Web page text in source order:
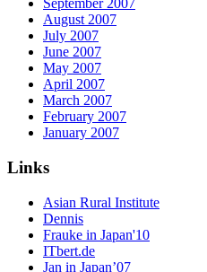
September 2007
August 2007
July 2007
June 2007
May 2007
April 2007
March 2007
February 2007
January 2007
Links
Asian Rural Institute
Dennis
Frauke in Japan'10
ITbert.de
Jan in Japan’07